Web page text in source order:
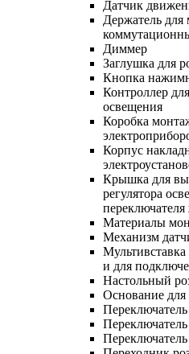
Датчик
Держатель
Диммер
Заглушка для
Кнопка
Контроллер
освещения
Коробка
Корпус
Крышка для
регулятора
Материалы
Механизм
и для
Настольный
Основание